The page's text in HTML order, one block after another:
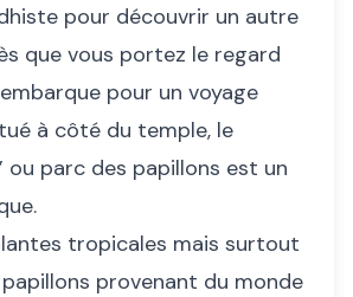
pour découvrir un autre
que vous portez le regard
pour un voyage
à côté du temple, le
ou parc des papillons est un
tropicales mais surtout
provenant du monde